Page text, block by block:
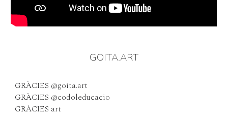
GOITA.ART
GRÀCIES @goita.art
GRÀCIES @codoleducacio
GRÀCIES art